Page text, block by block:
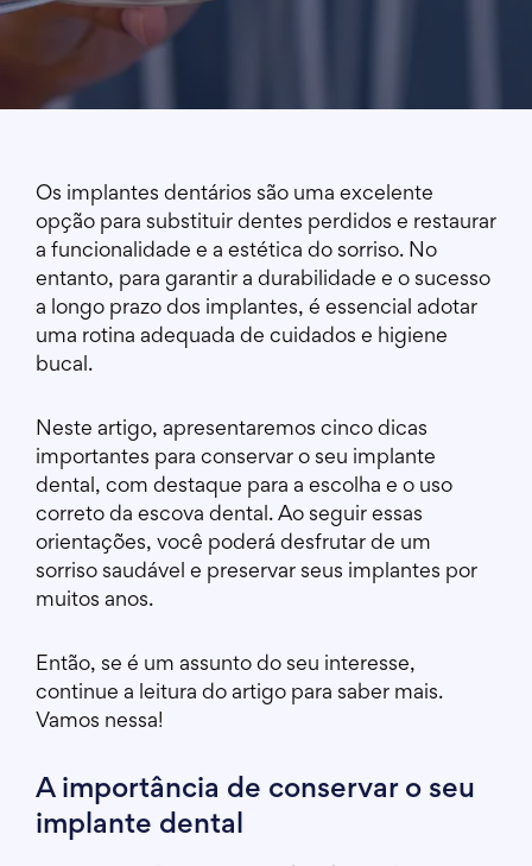
Os implantes dentários são uma excelente
opção para substituir dentes perdidos e restaurar
a funcionalidade e a estética do sorriso. No
entanto, para garantir a durabilidade e o sucesso
a longo prazo dos implantes, é essencial adotar
uma rotina adequada de cuidados e higiene
bucal.
Neste artigo, apresentaremos cinco dicas
importantes para conservar o seu implante
dental, com destaque para a escolha e o uso
correto da escova dental. Ao seguir essas
orientações, você poderá desfrutar de um
sorriso saudável e preservar seus implantes por
muitos anos.
Então, se é um assunto do seu interesse,
continue a leitura do artigo para saber mais.
Vamos nessa!
A importância de conservar o seu
implante dental